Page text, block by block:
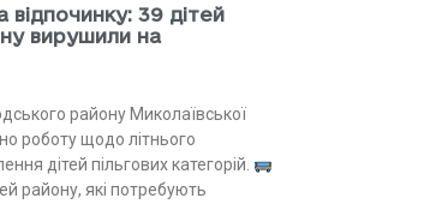
39 дітей
вирушили на
району Миколаївської
роботу щодо літнього
дітей пільгових категорій.
району, які потребують